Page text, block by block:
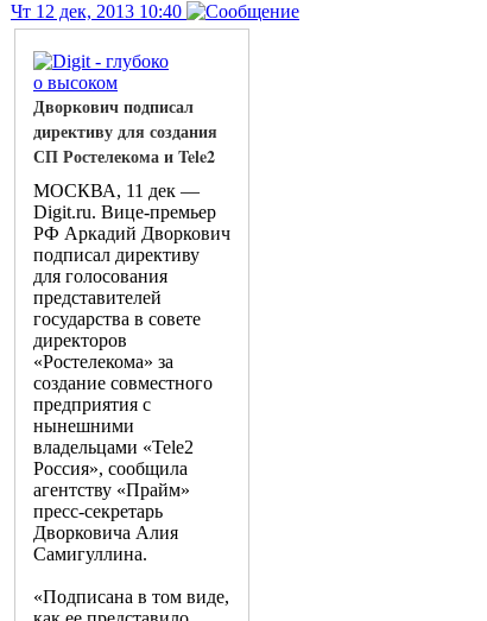
Чт 12 дек, 2013 10:40
Дворкович подписал
директиву для создания
СП Ростелекома и Tele2
МОСКВА, 11 дек —
Digit.ru. Вице-премьер
РФ Аркадий Дворкович
подписал директиву
для голосования
представителей
государства в совете
директоров
«Ростелекома» за
создание совместного
предприятия с
нынешними
владельцами «Tele2
Россия», сообщила
агентству «Прайм»
пресс-секретарь
Дворковича Алия
Самигуллина.
«Подписана в том виде,